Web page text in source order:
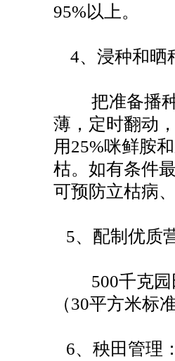
95%以上。
4、浸种和晒
把准备播种
薄，定时翻动
用25%咪鲜胺
枯。如有条件
可预防立枯病
5、配制优质
500千克园田
（30平方米标
6、秧田管理